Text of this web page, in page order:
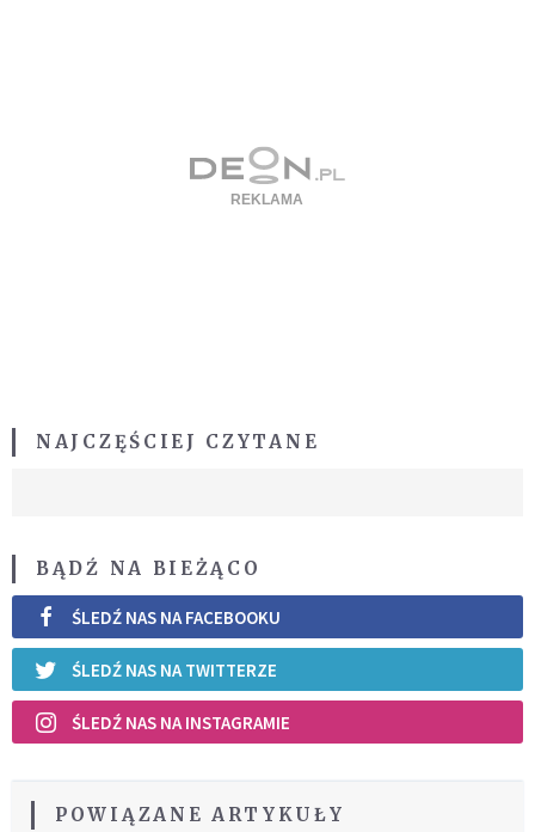
NAJCZĘŚCIEJ CZYTANE
BĄDŹ NA BIEŻĄCO
ŚLEDŹ NAS NA FACEBOOKU
ŚLEDŹ NAS NA TWITTERZE
ŚLEDŹ NAS NA INSTAGRAMIE
POWIĄZANE ARTYKUŁY